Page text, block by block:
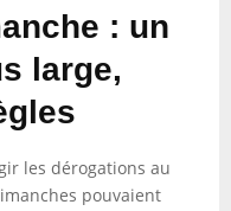
: un
large,
les dérogations au
pouvaient